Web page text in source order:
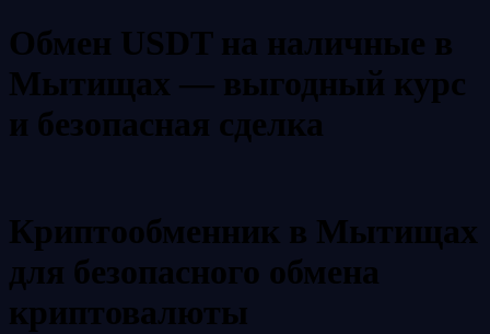
Обмен USDT на наличные в
Мытищах — выгодный курс
и безопасная сделка
Криптообменник в Мытищах
для безопасного обмена
криптовалюты